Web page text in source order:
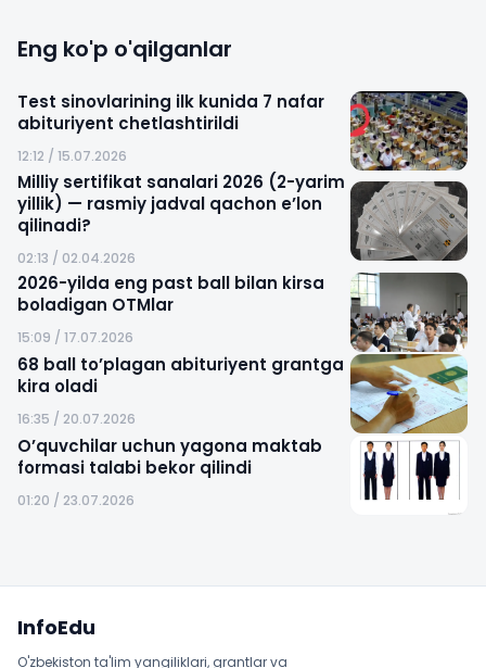
Eng ko'p o'qilganlar
Test sinovlarining ilk kunida 7 nafar
abituriyent chetlashtirildi
12:12 / 15.07.2026
Milliy sertifikat sanalari 2026 (2-yarim
yillik) — rasmiy jadval qachon e’lon
qilinadi?
02:13 / 02.04.2026
2026-yilda eng past ball bilan kirsa
boladigan OTMlar
15:09 / 17.07.2026
68 ball to’plagan abituriyent grantga
kira oladi
16:35 / 20.07.2026
O’quvchilar uchun yagona maktab
formasi talabi bekor qilindi
01:20 / 23.07.2026
InfoEdu
O'zbekiston ta'lim yangiliklari, grantlar va